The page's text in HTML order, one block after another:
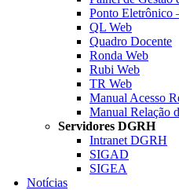
Ponto Eletrônico
QL Web
Quadro Docente
Ronda Web
Rubi Web
TR Web
Manual Acesso
Manual Relação
Servidores DGRH
Intranet DGRH
SIGAD
SIGEA
Notícias